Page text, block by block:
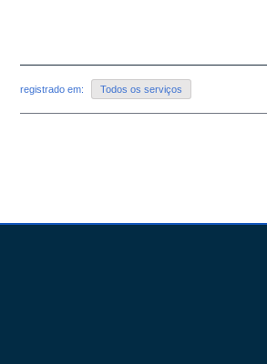
registrado em: Todos os serviços